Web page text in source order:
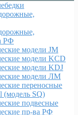
РФ
модели JM
модели KCD
модели KDJ
модели ЛМ
переносные
(модель SQ)
подвесные
пр-ва РФ